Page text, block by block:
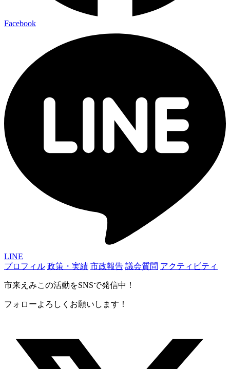
Facebook
LINE
プロフィル 政策・実績 市政報告 議会質問 アクティビティ
市来えみこの活動をSNSで発信中！
フォローよろしくお願いします！